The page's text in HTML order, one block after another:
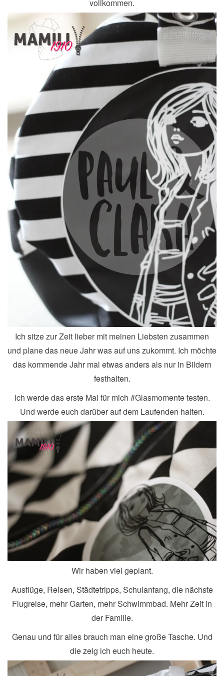
vollkommen.
Ich sitze zur Zeit lieber mit meinen Liebsten zusammen
und plane das neue Jahr was auf uns zukommt. Ich möchte
das kommende Jahr mal etwas anders als nur in Bildern
festhalten.
Ich werde das erste Mal für mich #Glasmomente testen.
Und werde euch darüber auf dem Laufenden halten.
Wir haben viel geplant.
Ausflüge, Reisen, Städtetripps, Schulanfang, die nächste
Flugreise, mehr Garten, mehr Schwimmbad. Mehr Zeit in
der Familie.
Genau und für alles brauch man eine große Tasche. Und
die zeig ich euch heute.